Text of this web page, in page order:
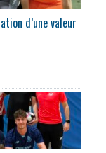
d’une valeur